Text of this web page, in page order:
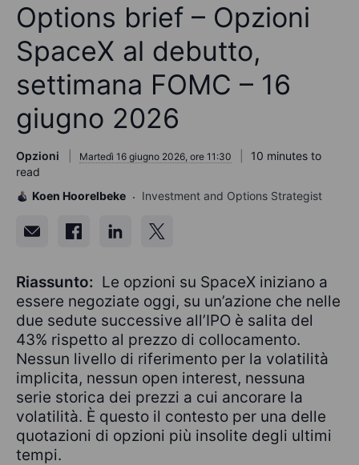
Options brief – Opzioni
SpaceX al debutto,
settimana FOMC – 16
giugno 2026
Opzioni Martedì 16 giugno 2026, ore 11:30
10 minutes to
read
Koen Hoorelbeke
Investment and Options Strategist
Riassunto: Le opzioni su SpaceX iniziano a
essere negoziate oggi, su un’azione che nelle
due sedute successive all’IPO è salita del
43% rispetto al prezzo di collocamento.
Nessun livello di riferimento per la volatilità
implicita, nessun open interest, nessuna
serie storica dei prezzi a cui ancorare la
volatilità. È questo il contesto per una delle
quotazioni di opzioni più insolite degli ultimi
tempi.